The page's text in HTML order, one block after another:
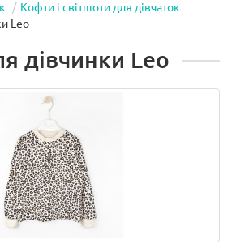
Кофти і світшоти для дівчаток
Leo
дівчинки Leo